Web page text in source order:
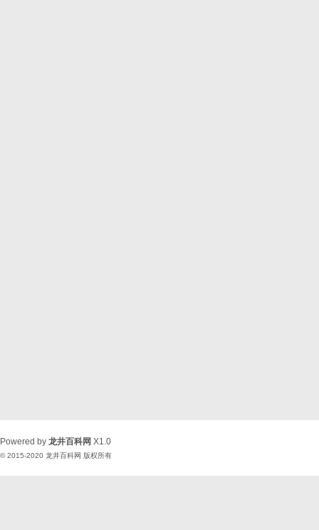
Powered by 龙井百科网 X1.0
© 2015-2020 龙井百科网 版权所有